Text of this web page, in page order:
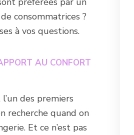
consommatrices ?
à vos questions.
AU CONFORT
des premiers
recherche quand on
Et ce n’est pas